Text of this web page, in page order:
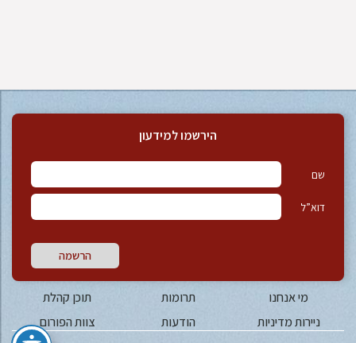
הירשמו למידעון
שם
דוא”ל
הרשמה
מי אנחנו תרומות
תוכן קהלת
ניירות מדיניות
הודעות צוות הפורום